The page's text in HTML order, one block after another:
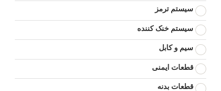
سیستم ترمز
سیستم خنک کننده
سیم و کابل
قطعات ایمنی
قطعات بدنه